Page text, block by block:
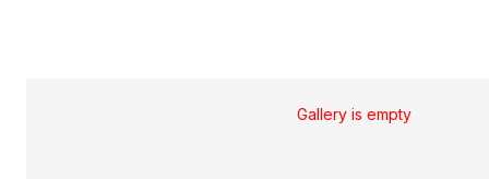
Gallery is empty